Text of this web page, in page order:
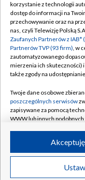
Abonament TVP
Emisja w TVP
Centrum informacji
Naziemna
Rada Programowa
System NOS
Informacje o
Program dla prasy
Ogłoszenie
©2026
korzystanie z technologii
dostęp do informacji na
przechowywanie oraz na
nas, czyli Telewizję Polską
Zaufanych Partnerów z IAB*
Partnerów TVP (93 firm), w
zautomatyzowanego
mierzenia ich skuteczności)
także zgody na
Twoje dane osobowe
poszczególnych serwisów
zapisywane za pomocą
WWW lub innych
ruchu w Internecie.
Twoje dane osobowe
poszczególnych serwisów